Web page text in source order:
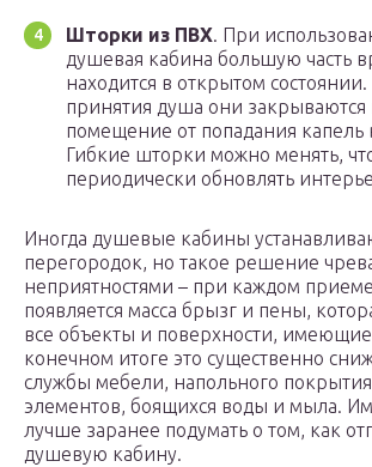
Шторки из ПВХ. При
душевая кабина большую часть
находится в открытом
принятия душа они
помещение от попадания
Гибкие шторки можно менять,
периодически обновлять
Иногда душевые кабины
перегородок, но такое решение
неприятностями – при каждом
появляется масса брызг и пены,
все объекты и поверхности,
конечном итоге это существенно
службы мебели, напольного
элементов, боящихся воды и мыла.
лучше заранее подумать о том, как
душевую кабину.